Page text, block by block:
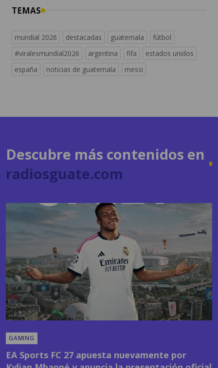
mundial 2026
españa
noticias de guatemala messi
radiosguate.com
GAMING
Kylian Mbappé y anuncia la presentación oficial
del juego
PORSANDY SANDOVAL 09:24 AM, JUL 22